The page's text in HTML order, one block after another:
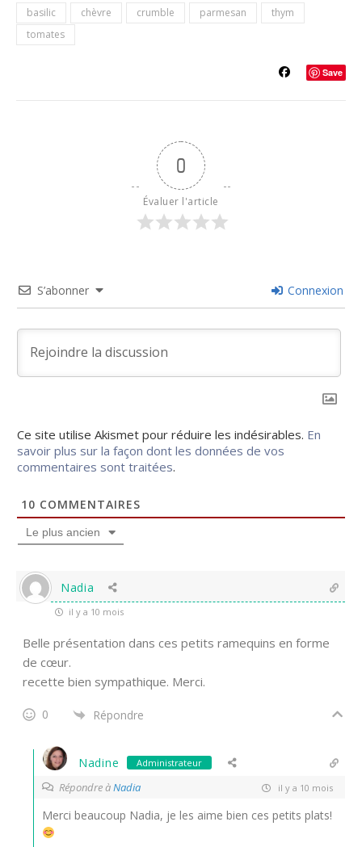
basilic chèvre crumble parmesan
thym
tomates
Save
0
Évaluer l'article
S’abonner Connexion
Ce site utilise Akismet pour réduire les indésirables. En
savoir plus sur la façon dont les données de vos
commentaires sont traitées.
10 COMMENTAIRES
Le plus ancien
Nadia
il y a 10 mois
Belle présentation dans ces petits ramequins en forme
de cœur.
recette bien sympathique. Merci.
0 Répondre
Nadine Administrateur
Répondre àNadia il y a 10 mois
Merci beaucoup Nadia, je les aime bien ces petits plats!